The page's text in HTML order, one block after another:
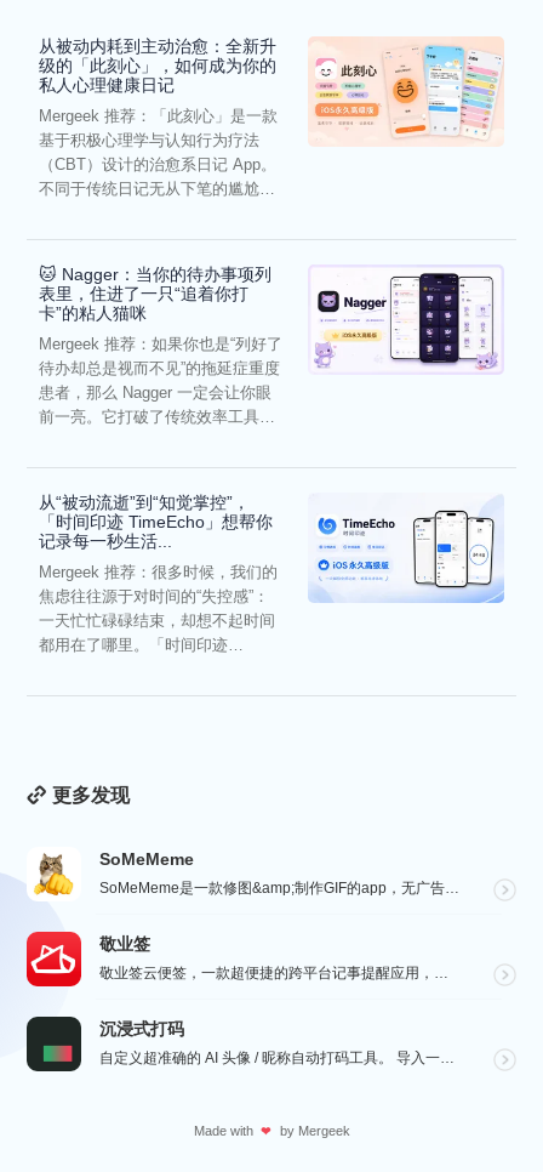
从被动内耗到主动治愈：全新升
级的「此刻心」，如何成为你的
私人心理健康日记
Mergeek 推荐：「此刻心」是一款
基于积极心理学与认知行为疗法
（CBT）设计的治愈系日记 App。
不同于传统日记无从下笔的尴尬，
🐱 Nagger：当你的待办事项列
表里，住进了一只“追着你打
卡”的粘人猫咪
Mergeek 推荐：如果你也是“列好了
待办却总是视而不见”的拖延症重度
患者，那么 Nagger 一定会让你眼
前一亮。它打破了传统效率工具冰
从“被动流逝”到“知觉掌控”，
「时间印迹 TimeEcho」想帮你
记录每一秒生活...
Mergeek 推荐：很多时候，我们的
焦虑往往源于对时间的“失控感”：
一天忙忙碌碌结束，却想不起时间
都用在了哪里。「时间印迹
更多发现
SoMeMeme
SoMeMeme是一款修图&amp;制作GIF的app，无广告，无水印，专注于修图和将你相册中的视频...
敬业签
敬业签云便签，一款超便捷的跨平台记事提醒应用，电脑手机云同步，覆盖多系统。它不仅是个性化便签，更是智...
沉浸式打码
自定义超准确的 AI 头像 / 昵称自动打码工具。 导入一张微信聊天截图，或者抖音/小红书/微博评论...
Made with ❤ by Mergeek